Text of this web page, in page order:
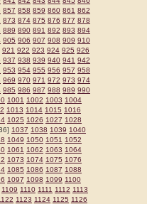
857 858 859 860 861 862
873 874 875 876 877 878
889 890 891 892 893 894
905 906 907 908 909 910
921 922 923 924 925 926
937 938 939 940 941 942
953 954 955 956 957 958
969 970 971 972 973 974
985 986 987 988 989 990
1001 1002 1003 1004
1013 1014 1015 1016
1025 1026 1027 1028
1037 1038 1039 1040
1049 1050 1051 1052
1061 1062 1063 1064
1073 1074 1075 1076
1085 1086 1087 1088
1097 1098 1099 1100
1109 1110 1111 1112 1113
1123 1124 1125 1126